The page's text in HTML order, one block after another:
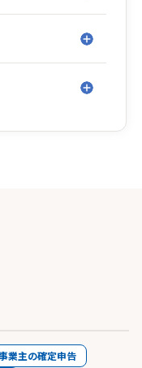
業主の確定申告